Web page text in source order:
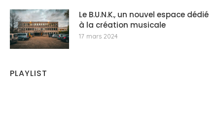
Le B.U.N.K., un nouvel espace dédié
à la création musicale
17 mars 2024
PLAYLIST